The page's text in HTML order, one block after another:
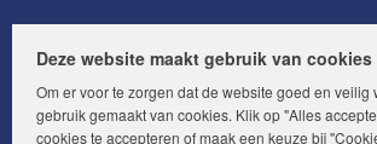
Volg ons op:
Deze website maakt gebruik van cookies
Om er voor te zorgen dat de website goed en veilig
gebruik gemaakt van cookies. Klik op "Alles
cookies te accepteren of maak een keuze bij